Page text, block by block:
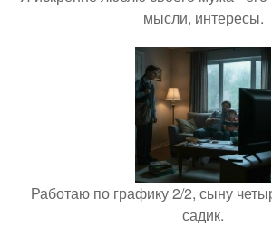
мысли, интересы.
Работаю по графику 2/2, сыну
садик.